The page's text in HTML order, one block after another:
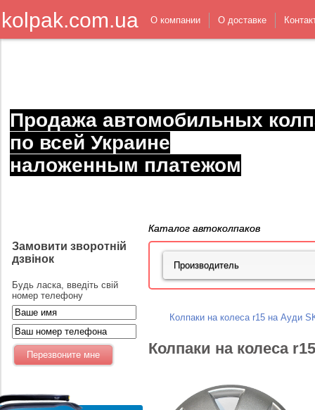
kolpak.com.ua О компании О доставке
Продажа автомобильных
по всей Украине
наложенным платежом
Замовити зворотній
дзвінок
Будь ласка, введіть свій
номер телефону
Каталог автоколпаков
Колпаки на колеса r15 на Ауди
Колпаки на колеса